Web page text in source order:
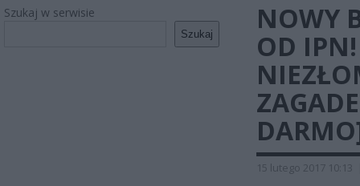
Szukaj w serwisie
Szukaj
NOWY
OD
15 lutego 2017 10:13